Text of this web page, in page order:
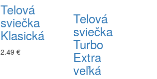
Telová
sviečka
Klasická
2.49 €
Telová
sviečka
Turbo
Extra
veľká